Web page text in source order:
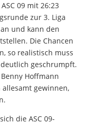
09 mit 26:23
zur 3. Liga
und kann den
Die Chancen
so realistisch muss
geschrumpft.
Hoffmann
gewinnen,
die ASC 09-